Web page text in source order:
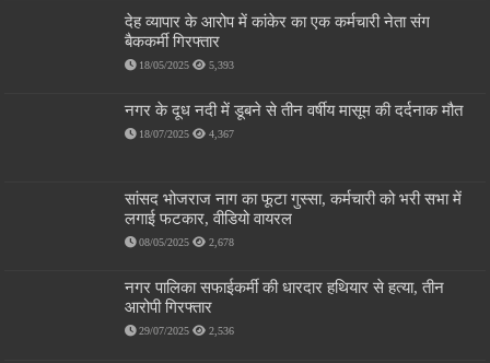
देह व्यापार के आरोप में कांकेर का एक कर्मचारी नेता संग
बैककर्मी गिरफ्तार
18/05/2025 5,393
नगर के दूध नदी में डूबने से तीन वर्षीय मासूम की दर्दनाक मौत
18/07/2025 4,367
सांसद भोजराज नाग का फूटा गुस्सा, कर्मचारी को भरी सभा में
लगाई फटकार, वीडियो वायरल
08/05/2025 2,678
नगर पालिका सफाईकर्मी की धारदार हथियार से हत्या, तीन
आरोपी गिरफ्तार
29/07/2025 2,536